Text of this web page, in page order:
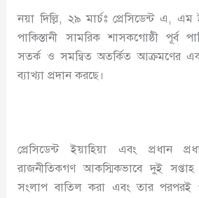
নয়া দিল্লি, ২৯ মার্চঃ প্রেসিডেন্ট এ, এম
পাকিস্তানী সামরিক শাসকগোষ্ঠী পূর্ব
সতর্ক ও সমন্বিত অতর্কিত আক্রমণের
ব্যাখ্যা প্রদান করছে।
প্রেসিডেন্ট ইয়াহিয়া এবং প্রধান
রাজনীতিকগণ আকস্মিকভাবে দুই
সংলাপ বাতিল করা এবং তার পরপরই